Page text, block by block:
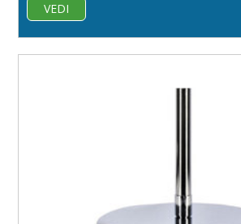
VEDI